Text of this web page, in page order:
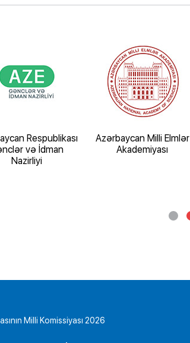
Respublikası
və İdman
Nazirliyi
Azərbaycan Milli Elmlər
Akademiyası
Milli Komissiyası 2026